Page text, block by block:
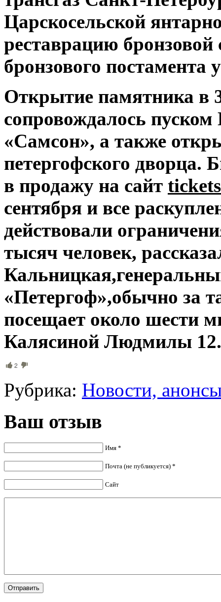
Царскосельской
реставрацию
бронзового
Открытие памятника в
сопровождалось
«Самсон», а также
петергофского дворца.
в продажу на сайт
сентября и все
действовали
тысяч человек,
«Петергоф»,обычно за
посещает около шести
Калясиной Людмилы
2
Рубрика: Новости,
Ваш отзыв
Имя *
Почта (не публикуется) *
Сайт